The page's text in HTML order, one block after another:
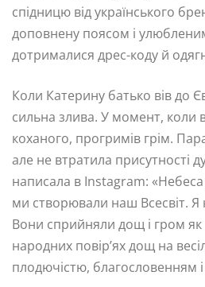
спідницю від українського
доповнену поясом і
дотрималися дрес-коду й
Коли Катерину батько вів до
сильна злива. У момент, коли
коханого, прогримів грім.
але не втратила присутності
написала в Instagram:
ми створювали наш Всесвіт. Я
Вони сприйняли дощ і гром
народних повір’ях дощ на
плодючістю, благословенням